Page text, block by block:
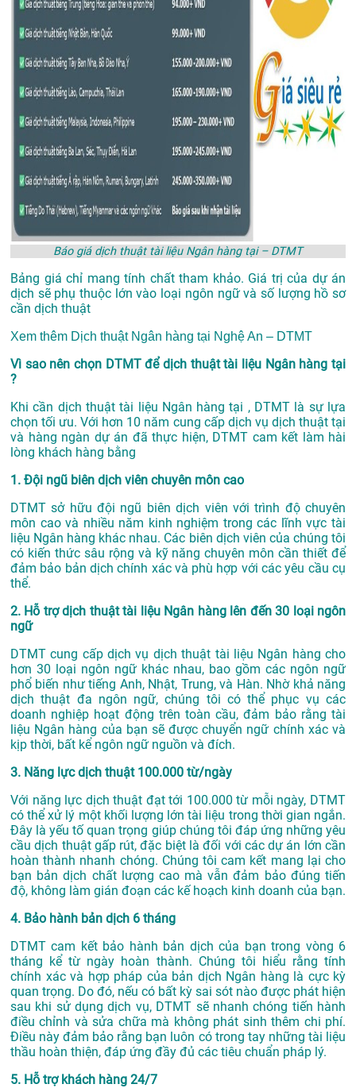
Báo giá dịch thuật tài liệu Ngân hàng tại – DTMT
Bảng giá chỉ mang tính chất tham khảo. Giá trị của dự án
dịch sẽ phụ thuộc lớn vào loại ngôn ngữ và số lượng hồ sơ
cần dịch thuật
Xem thêm Dịch thuật Ngân hàng tại Nghệ An – DTMT
Vì sao nên chọn DTMT để dịch thuật tài liệu Ngân hàng tại
?
Khi cần dịch thuật tài liệu Ngân hàng tại , DTMT là sự lựa
chọn tối ưu. Với hơn 10 năm cung cấp dịch vụ dịch thuật tại
và hàng ngàn dự án đã thực hiện, DTMT cam kết làm hài
lòng khách hàng bằng
1. Đội ngũ biên dịch viên chuyên môn cao
DTMT sở hữu đội ngũ biên dịch viên với trình độ chuyên
môn cao và nhiều năm kinh nghiệm trong các lĩnh vực tài
liệu Ngân hàng khác nhau. Các biên dịch viên của chúng tôi
có kiến thức sâu rộng và kỹ năng chuyên môn cần thiết để
đảm bảo bản dịch chính xác và phù hợp với các yêu cầu cụ
thể.
2. Hỗ trợ dịch thuật tài liệu Ngân hàng lên đến 30 loại ngôn
ngữ
DTMT cung cấp dịch vụ dịch thuật tài liệu Ngân hàng cho
hơn 30 loại ngôn ngữ khác nhau, bao gồm các ngôn ngữ
phổ biến như tiếng Anh, Nhật, Trung, và Hàn. Nhờ khả năng
dịch thuật đa ngôn ngữ, chúng tôi có thể phục vụ các
doanh nghiệp hoạt động trên toàn cầu, đảm bảo rằng tài
liệu Ngân hàng của bạn sẽ được chuyển ngữ chính xác và
kịp thời, bất kể ngôn ngữ nguồn và đích.
3. Năng lực dịch thuật 100.000 từ/ngày
Với năng lực dịch thuật đạt tới 100.000 từ mỗi ngày, DTMT
có thể xử lý một khối lượng lớn tài liệu trong thời gian ngắn.
Đây là yếu tố quan trọng giúp chúng tôi đáp ứng những yêu
cầu dịch thuật gấp rút, đặc biệt là đối với các dự án lớn cần
hoàn thành nhanh chóng. Chúng tôi cam kết mang lại cho
bạn bản dịch chất lượng cao mà vẫn đảm bảo đúng tiến
độ, không làm gián đoạn các kế hoạch kinh doanh của bạn.
4. Bảo hành bản dịch 6 tháng
DTMT cam kết bảo hành bản dịch của bạn trong vòng 6
tháng kể từ ngày hoàn thành. Chúng tôi hiểu rằng tính
chính xác và hợp pháp của bản dịch Ngân hàng là cực kỳ
quan trọng. Do đó, nếu có bất kỳ sai sót nào được phát hiện
sau khi sử dụng dịch vụ, DTMT sẽ nhanh chóng tiến hành
điều chỉnh và sửa chữa mà không phát sinh thêm chi phí.
Điều này đảm bảo rằng bạn luôn có trong tay những tài liệu
thầu hoàn thiện, đáp ứng đầy đủ các tiêu chuẩn pháp lý.
5. Hỗ trợ khách hàng 24/7